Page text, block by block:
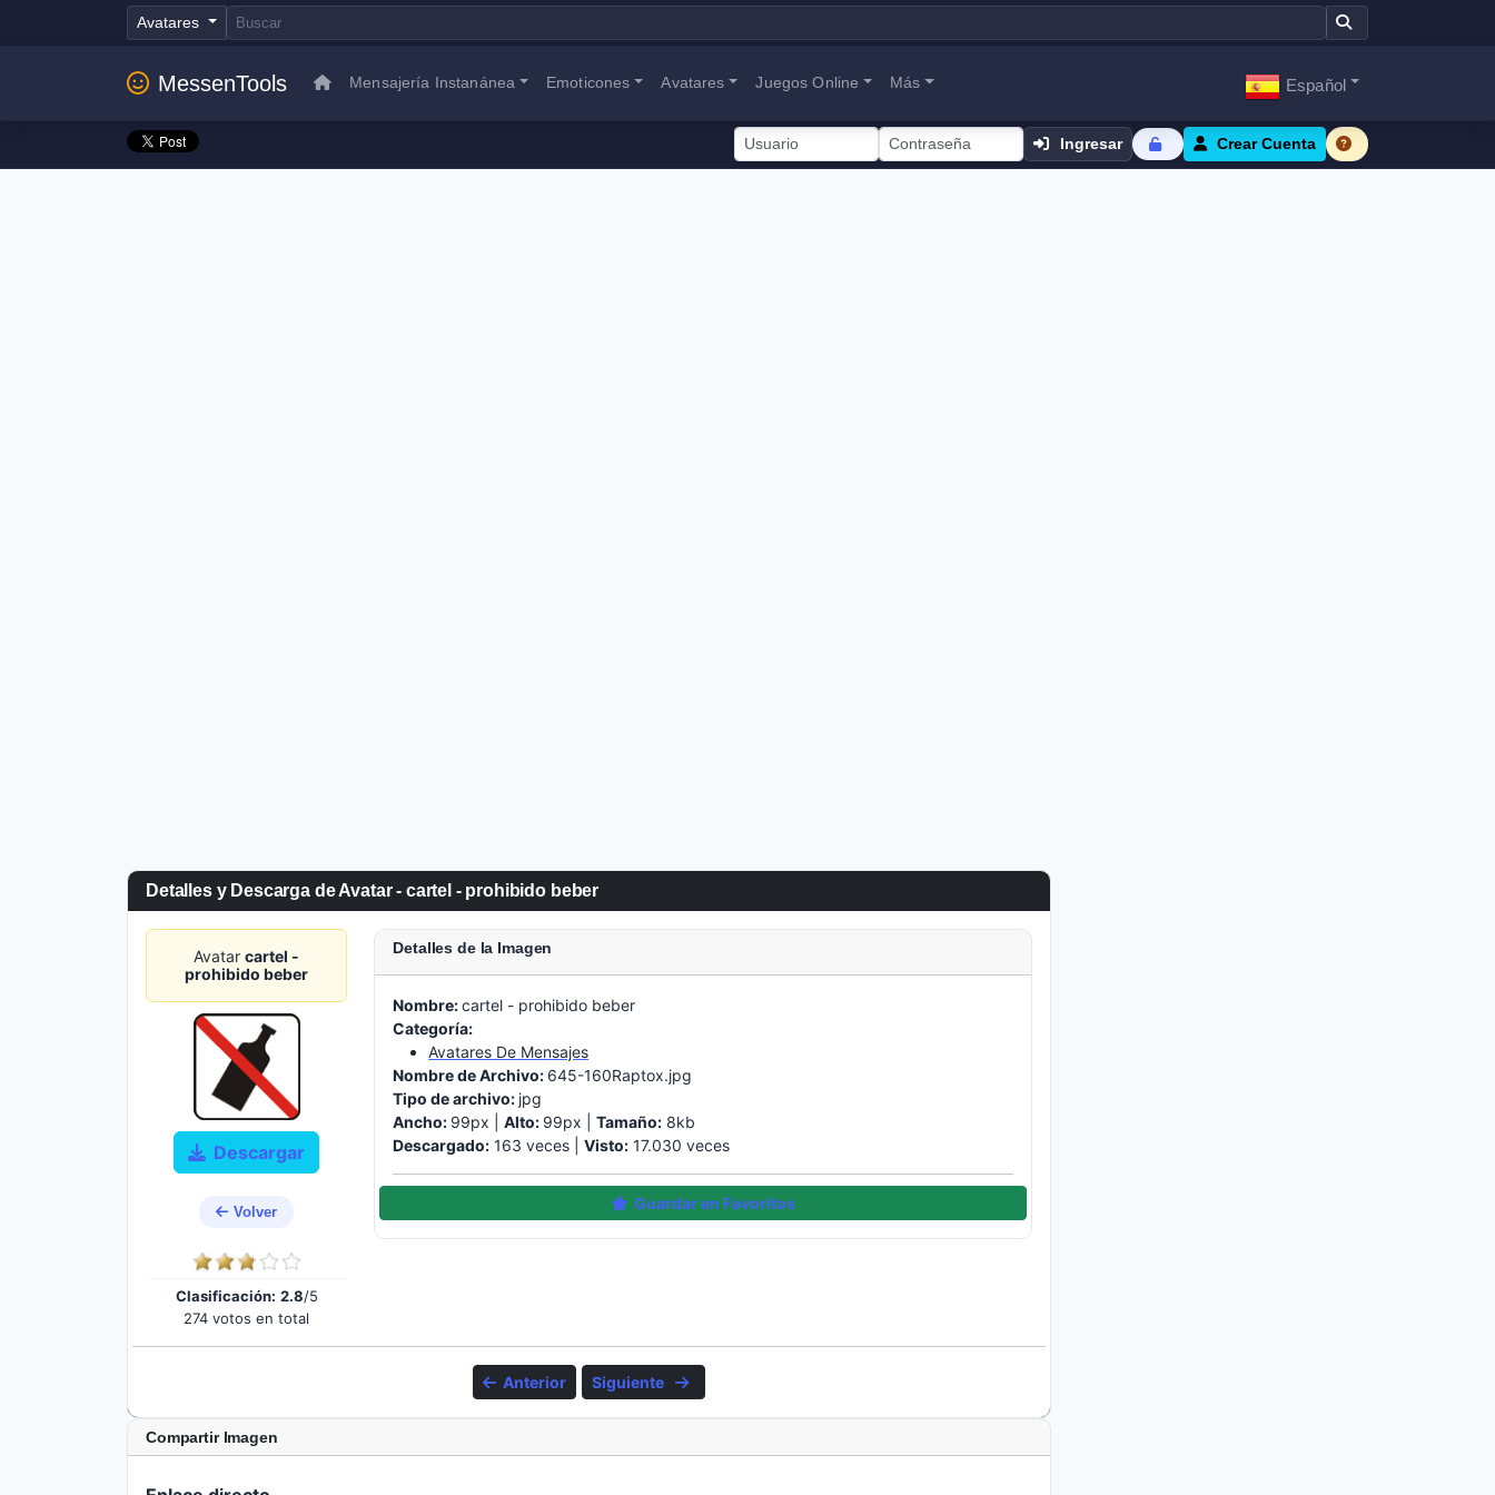
Avatares
MessenTools Mensajería Instanánea Emoticones Avatares Juegos Online Más Español
Ingresar Crear Cuenta
Detalles y Descarga de Avatar - cartel - prohibido beber
Avatarcartel -
prohibido beber
Descargar
Volver
Clasificación: 2.8/5
274 votos en total
Detalles de la Imagen
Nombre:cartel - prohibido beber
Categoría:
Avatares De Mensajes
Nombre de Archivo: 645-160Raptox.jpg
Tipo de archivo: jpg
Ancho: 99px |Alto: 99px |Tamaño: 8kb
Descargado: 163 veces |Visto: 17.030 veces
Guardar en Favoritos
Anterior Siguiente
Compartir Imagen